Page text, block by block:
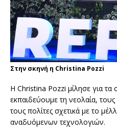
Στην σκηνή η Christina Pozzi
H Christina Pozzi μίλησε για
εκπαιδεύουμε τη νεολαία, τους
τους πολίτες σχετικά με το
αναδυόμενων τεχνολογιών.